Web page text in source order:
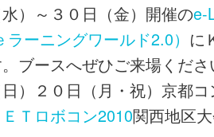
）～３０日（金）開催のe-
ーニングワールド2.0） に
ブースへぜひご来場くだ
）２０日（月・祝）京都
ＥＴロボコン2010関西地区